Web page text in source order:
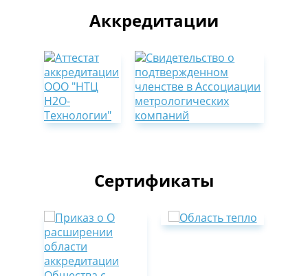
Аккредитации
Сертификаты